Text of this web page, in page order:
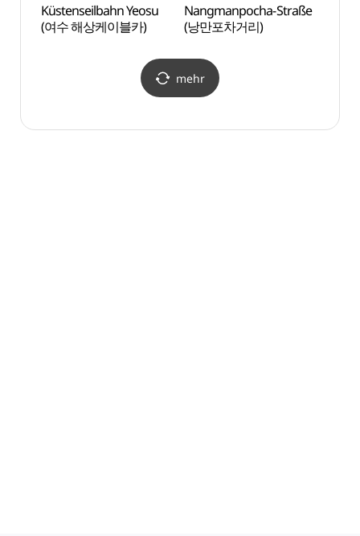
Küstenseilbahn Yeosu
(여수 해상케이블카)
Nangmanpocha-Straße
(낭만포차거리)
mehr